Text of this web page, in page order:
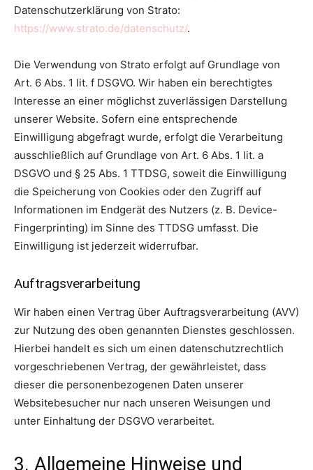
Datenschutzerklärung von Strato:
https://www.strato.de/datenschutz/.
Die Verwendung von Strato erfolgt auf Grundlage von
Art. 6 Abs. 1 lit. f DSGVO. Wir haben ein berechtigtes
Interesse an einer möglichst zuverlässigen Darstellung
unserer Website. Sofern eine entsprechende
Einwilligung abgefragt wurde, erfolgt die Verarbeitung
ausschließlich auf Grundlage von Art. 6 Abs. 1 lit. a
DSGVO und § 25 Abs. 1 TTDSG, soweit die Einwilligung
die Speicherung von Cookies oder den Zugriff auf
Informationen im Endgerät des Nutzers (z. B. Device-
Fingerprinting) im Sinne des TTDSG umfasst. Die
Einwilligung ist jederzeit widerrufbar.
Auftragsverarbeitung
Wir haben einen Vertrag über Auftragsverarbeitung (AVV)
zur Nutzung des oben genannten Dienstes geschlossen.
Hierbei handelt es sich um einen datenschutzrechtlich
vorgeschriebenen Vertrag, der gewährleistet, dass
dieser die personenbezogenen Daten unserer
Websitebesucher nur nach unseren Weisungen und
unter Einhaltung der DSGVO verarbeitet.
3. Allgemeine Hinweise und